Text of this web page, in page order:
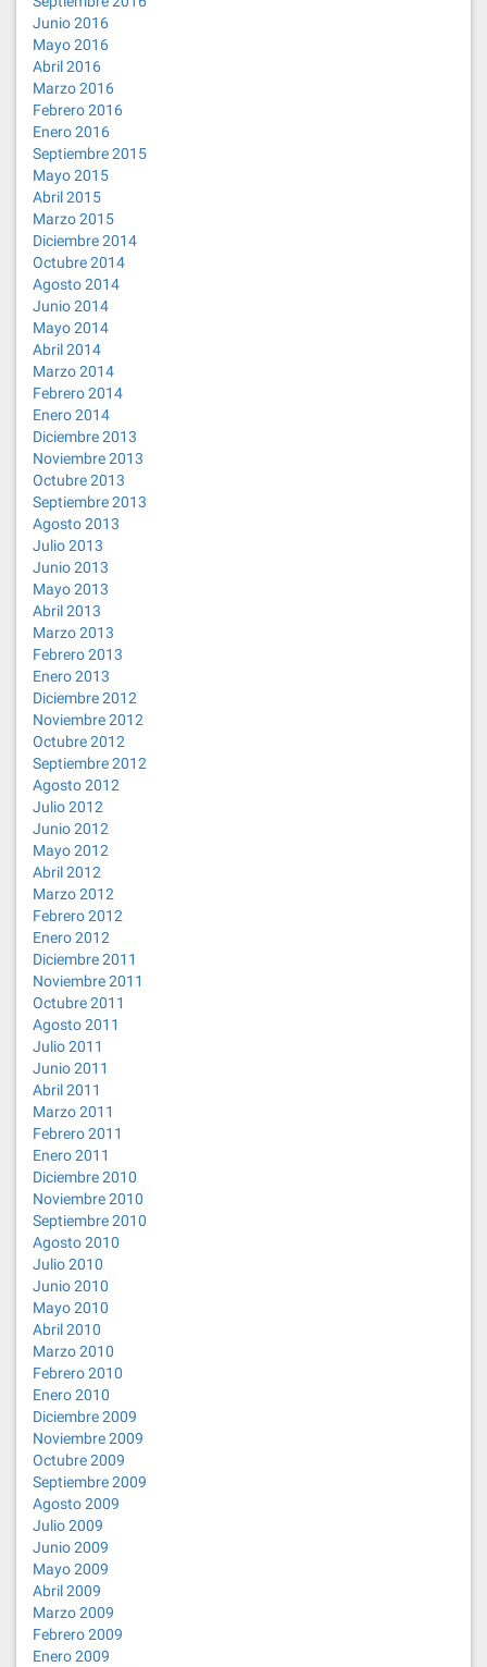
Junio 2016
Mayo 2016
Abril 2016
Marzo 2016
Febrero 2016
Enero 2016
Septiembre 2015
Mayo 2015
Abril 2015
Marzo 2015
Diciembre 2014
Octubre 2014
Agosto 2014
Junio 2014
Mayo 2014
Abril 2014
Marzo 2014
Febrero 2014
Enero 2014
Diciembre 2013
Noviembre 2013
Octubre 2013
Septiembre 2013
Agosto 2013
Julio 2013
Junio 2013
Mayo 2013
Abril 2013
Marzo 2013
Febrero 2013
Enero 2013
Diciembre 2012
Noviembre 2012
Octubre 2012
Septiembre 2012
Agosto 2012
Julio 2012
Junio 2012
Mayo 2012
Abril 2012
Marzo 2012
Febrero 2012
Enero 2012
Diciembre 2011
Noviembre 2011
Octubre 2011
Agosto 2011
Julio 2011
Junio 2011
Abril 2011
Marzo 2011
Febrero 2011
Enero 2011
Diciembre 2010
Noviembre 2010
Septiembre 2010
Agosto 2010
Julio 2010
Junio 2010
Mayo 2010
Abril 2010
Marzo 2010
Febrero 2010
Enero 2010
Diciembre 2009
Noviembre 2009
Octubre 2009
Septiembre 2009
Agosto 2009
Julio 2009
Junio 2009
Mayo 2009
Abril 2009
Marzo 2009
Febrero 2009
Enero 2009